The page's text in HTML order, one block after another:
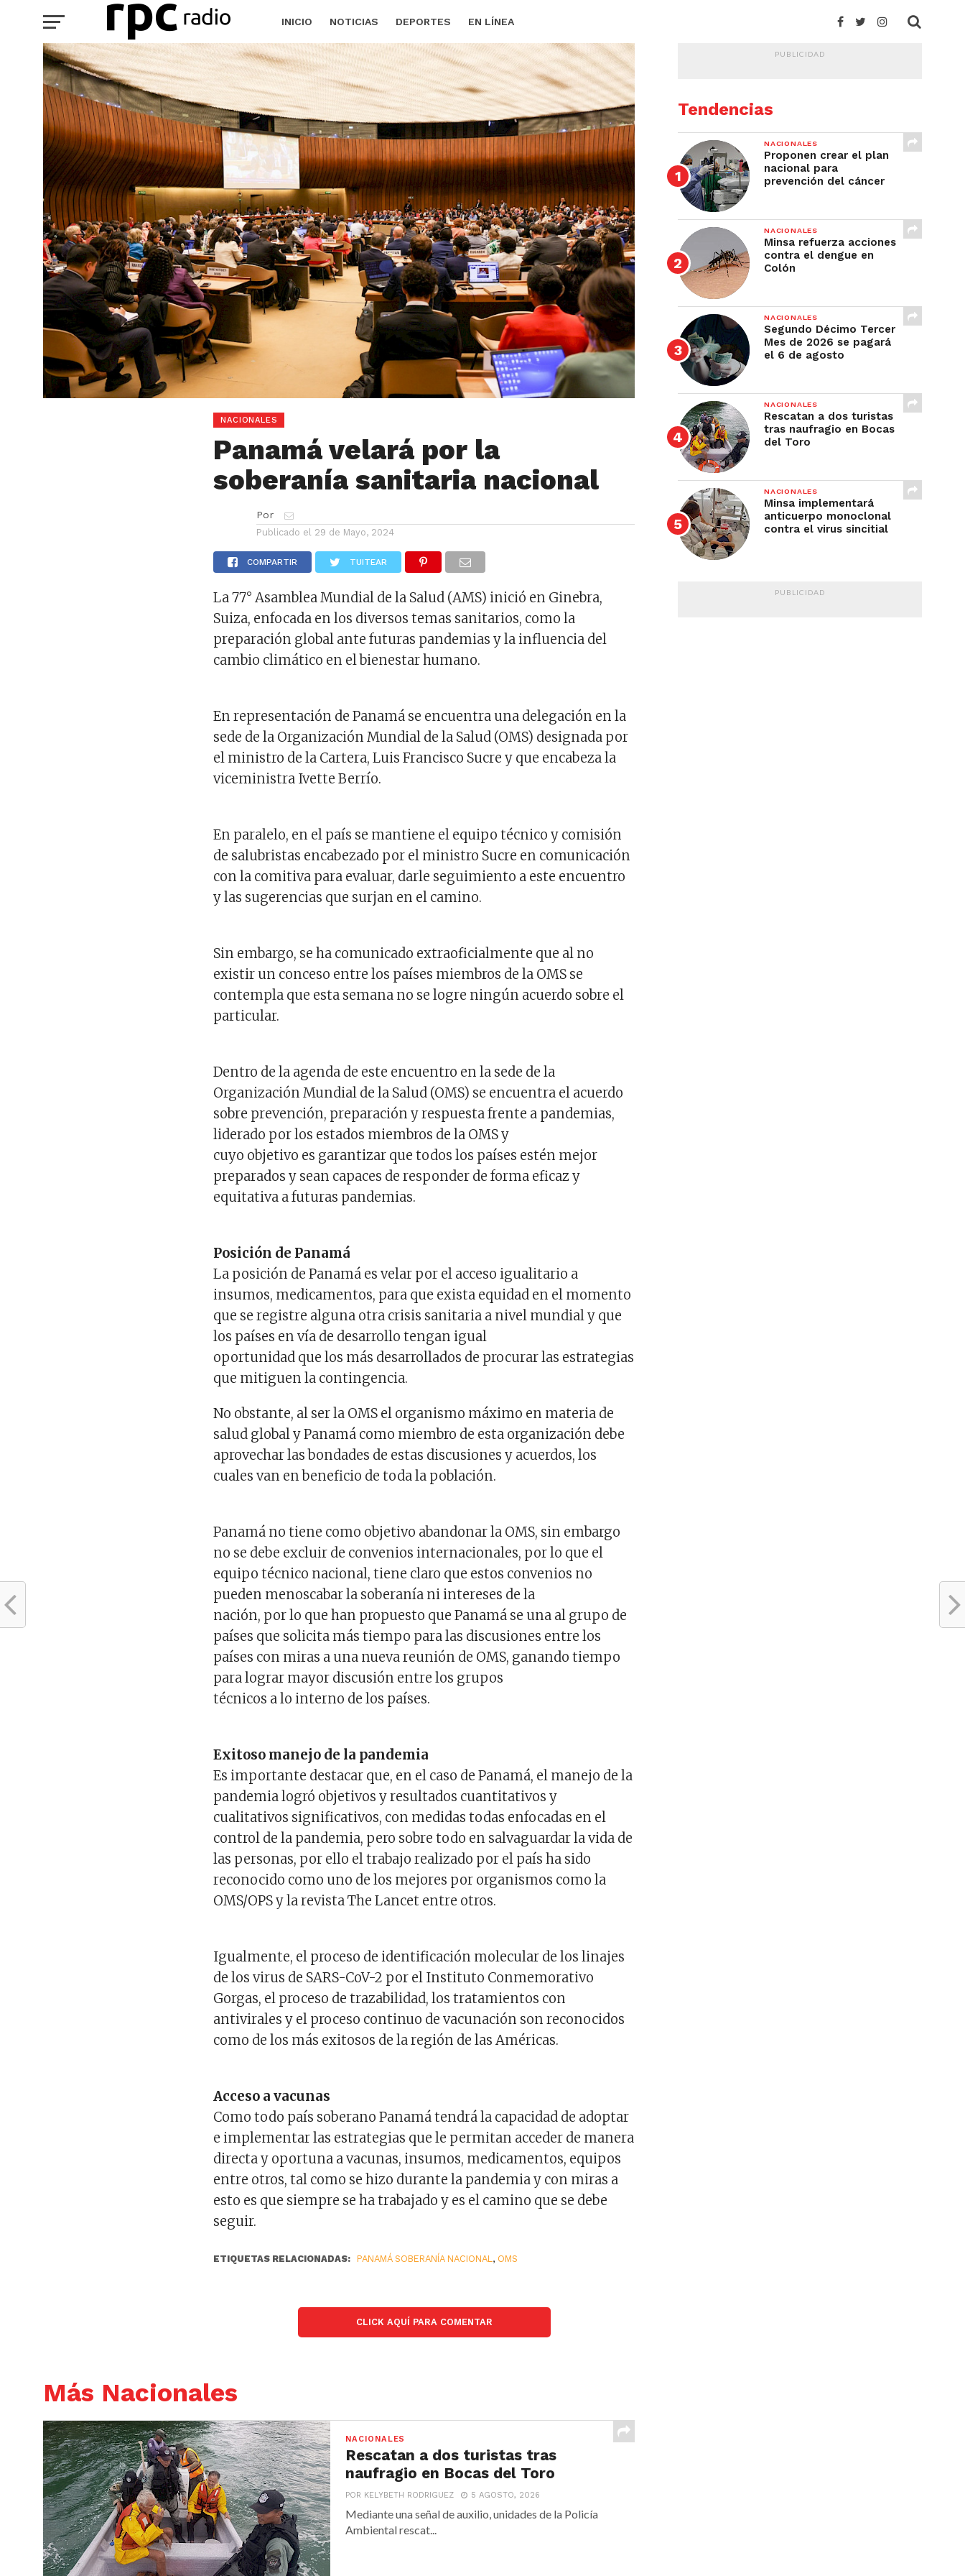
INICIO NOTICIAS DEPORTES EN LÍNEA
NACIONALES
Panamá velará por la
soberanía sanitaria nacional
Por
Publicado el 29 de Mayo, 2024
COMPARTIR TUITEAR
La 77° Asamblea Mundial de la Salud (AMS) inició en Ginebra,
Suiza, enfocada en los diversos temas sanitarios, como la
preparación global ante futuras pandemias y la influencia del
cambio climático en el bienestar humano.
En representación de Panamá se encuentra una delegación en la
sede de la Organización Mundial de la Salud (OMS) designada por
el ministro de la Cartera, Luis Francisco Sucre y que encabeza la
viceministra Ivette Berrío.
En paralelo, en el país se mantiene el equipo técnico y comisión
de salubristas encabezado por el ministro Sucre en comunicación
con la comitiva para evaluar, darle seguimiento a este encuentro
y las sugerencias que surjan en el camino.
Sin embargo, se ha comunicado extraoficialmente que al no
existir un conceso entre los países miembros de la OMS se
contempla que esta semana no se logre ningún acuerdo sobre el
particular.
Dentro de la agenda de este encuentro en la sede de la
Organización Mundial de la Salud (OMS) se encuentra el acuerdo
sobre prevención, preparación y respuesta frente a pandemias,
liderado por los estados miembros de la OMS y
cuyo objetivo es garantizar que todos los países estén mejor
preparados y sean capaces de responder de forma eficaz y
equitativa a futuras pandemias.
Posición de Panamá
La posición de Panamá es velar por el acceso igualitario a
insumos, medicamentos, para que exista equidad en el momento
que se registre alguna otra crisis sanitaria a nivel mundial y que
los países en vía de desarrollo tengan igual
oportunidad que los más desarrollados de procurar las estrategias
que mitiguen la contingencia.
No obstante, al ser la OMS el organismo máximo en materia de
salud global y Panamá como miembro de esta organización debe
aprovechar las bondades de estas discusiones y acuerdos, los
cuales van en beneficio de toda la población.
Panamá no tiene como objetivo abandonar la OMS, sin embargo
no se debe excluir de convenios internacionales, por lo que el
equipo técnico nacional, tiene claro que estos convenios no
pueden menoscabar la soberanía ni intereses de la
nación, por lo que han propuesto que Panamá se una al grupo de
países que solicita más tiempo para las discusiones entre los
países con miras a una nueva reunión de OMS, ganando tiempo
para lograr mayor discusión entre los grupos
técnicos a lo interno de los países.
Exitoso manejo de la pandemia
Es importante destacar que, en el caso de Panamá, el manejo de la
pandemia logró objetivos y resultados cuantitativos y
cualitativos significativos, con medidas todas enfocadas en el
control de la pandemia, pero sobre todo en salvaguardar la vida de
las personas, por ello el trabajo realizado por el país ha sido
reconocido como uno de los mejores por organismos como la
OMS/OPS y la revista The Lancet entre otros.
Igualmente, el proceso de identificación molecular de los linajes
de los virus de SARS-CoV-2 por el Instituto Conmemorativo
Gorgas, el proceso de trazabilidad, los tratamientos con
antivirales y el proceso continuo de vacunación son reconocidos
como de los más exitosos de la región de las Américas.
Acceso a vacunas
Como todo país soberano Panamá tendrá la capacidad de adoptar
e implementar las estrategias que le permitan acceder de manera
directa y oportuna a vacunas, insumos, medicamentos, equipos
entre otros, tal como se hizo durante la pandemia y con miras a
esto es que siempre se ha trabajado y es el camino que se debe
seguir.
ETIQUETAS RELACIONADAS: PANAMÁ SOBERANÍA NACIONAL, OMS
CLICK AQUÍ PARA COMENTAR
Más Nacionales
NACIONALES
Rescatan a dos turistas tras
naufragio en Bocas del Toro
POR KELYBETH RODRIGUEZ 5 AGOSTO, 2026
Mediante una señal de auxilio, unidades de la Policía
Ambiental rescat...
PUBLICIDAD
Tendencias
NACIONALES
Proponen crear el plan
nacional para
prevención del cáncer
NACIONALES
Minsa refuerza acciones
contra el dengue en
Colón
NACIONALES
Segundo Décimo Tercer
Mes de 2026 se pagará
el 6 de agosto
NACIONALES
Rescatan a dos turistas
tras naufragio en Bocas
del Toro
NACIONALES
Minsa implementará
anticuerpo monoclonal
contra el virus sincitial
PUBLICIDAD